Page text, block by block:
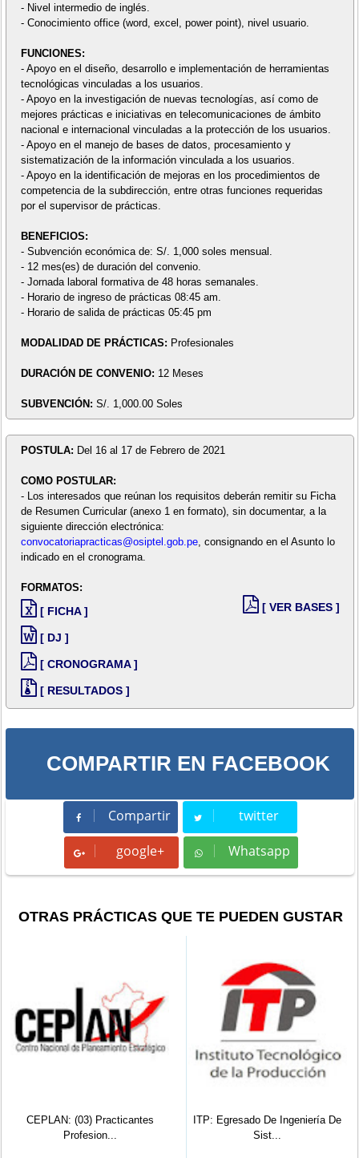
- Nivel intermedio de inglés.
- Conocimiento office (word, excel, power point), nivel usuario.
FUNCIONES:
- Apoyo en el diseño, desarrollo e implementación de herramientas
tecnológicas vinculadas a los usuarios.
- Apoyo en la investigación de nuevas tecnologías, así como de
mejores prácticas e iniciativas en telecomunicaciones de ámbito
nacional e internacional vinculadas a la protección de los usuarios.
- Apoyo en el manejo de bases de datos, procesamiento y
sistematización de la información vinculada a los usuarios.
- Apoyo en la identificación de mejoras en los procedimientos de
competencia de la subdirección, entre otras funciones requeridas
por el supervisor de prácticas.
BENEFICIOS:
- Subvención económica de: S/. 1,000 soles mensual.
- 12 mes(es) de duración del convenio.
- Jornada laboral formativa de 48 horas semanales.
- Horario de ingreso de prácticas 08:45 am.
- Horario de salida de prácticas 05:45 pm
MODALIDAD DE PRÁCTICAS: Profesionales
DURACIÓN DE CONVENIO: 12 Meses
SUBVENCIÓN: S/. 1,000.00 Soles
POSTULA: Del 16 al 17 de Febrero de 2021
COMO POSTULAR:
- Los interesados que reúnan los requisitos deberán remitir su Ficha
de Resumen Curricular (anexo 1 en formato), sin documentar, a la
siguiente dirección electrónica:
convocatoriapracticas@osiptel.gob.pe, consignando en el Asunto lo
indicado en el cronograma.
FORMATOS:
[ FICHA ]
[ DJ ]
[ CRONOGRAMA ]
[ RESULTADOS ]
[ VER BASES ]
COMPARTIR EN FACEBOOK
Compartir
Compartir twitter
Tweet
google+ Whatsapp
Whatsapp
OTRAS PRÁCTICAS QUE TE PUEDEN GUSTAR
CEPLAN: (03) Practicantes
Profesion...
ITP: Egresado De Ingeniería De
Sist...